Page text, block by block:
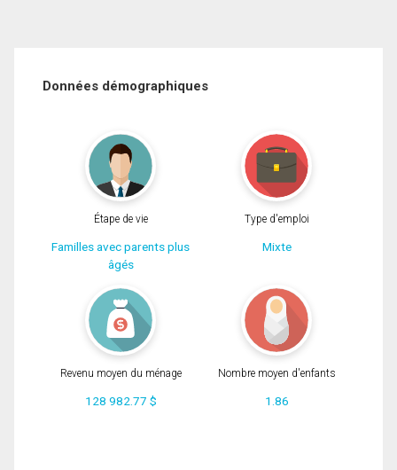
Données démographiques
Étape de vie
Familles avec parents plus
âgés
Type d'emploi
Mixte
Revenu moyen du ménage
128 982.77 $
Nombre moyen d'enfants
1.86